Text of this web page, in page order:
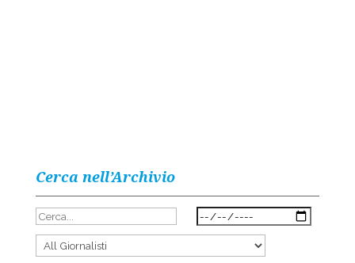
Cerca nell’Archivio